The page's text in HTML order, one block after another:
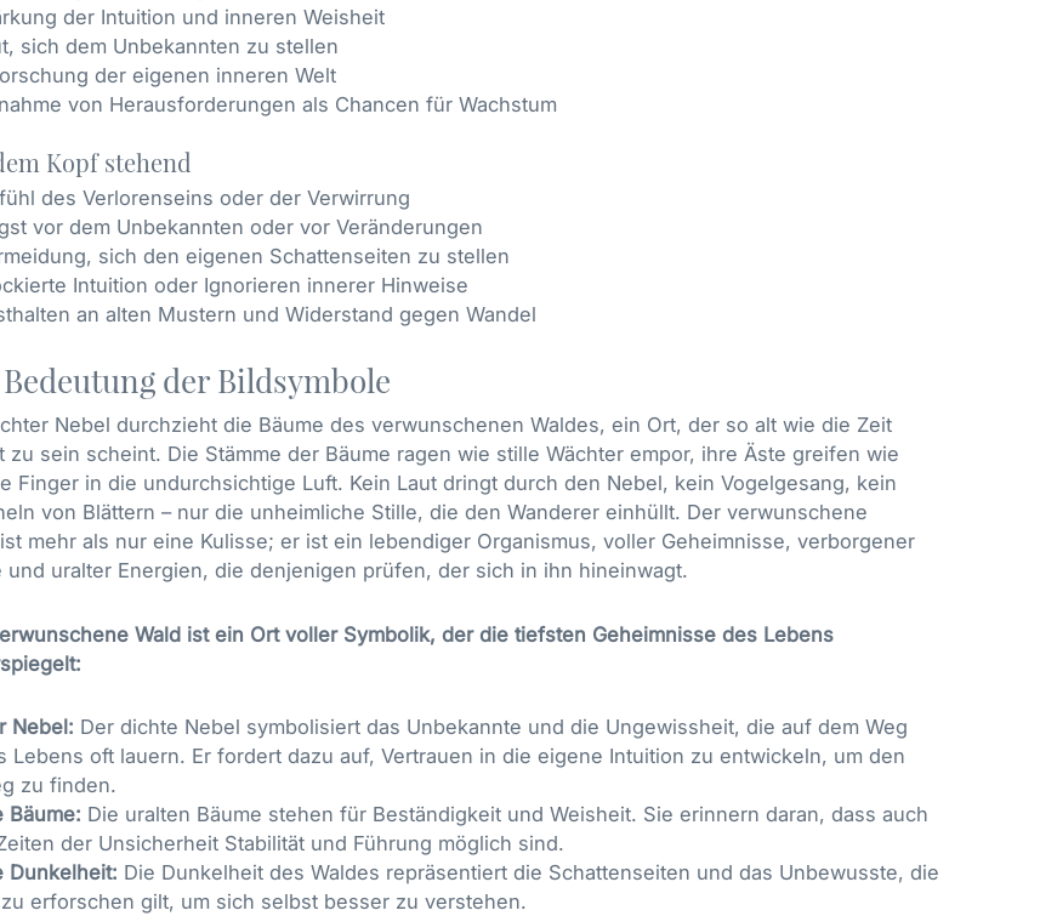
der Intuition und inneren Weisheit
sich dem Unbekannten zu stellen
der eigenen inneren Welt
von Herausforderungen als Chancen für Wachstum
Kopf stehend
des Verlorenseins oder der Verwirrung
vor dem Unbekannten oder vor Veränderungen
sich den eigenen Schattenseiten zu stellen
Intuition oder Ignorieren innerer Hinweise
an alten Mustern und Widerstand gegen Wandel
der Bildsymbole
Nebel durchzieht die Bäume des verwunschenen Waldes, ein Ort, der so alt wie die Zeit
zu sein scheint. Die Stämme der Bäume ragen wie stille Wächter empor, ihre Äste greifen wie
Finger in die undurchsichtige Luft. Kein Laut dringt durch den Nebel, kein Vogelgesang, kein
von Blättern – nur die unheimliche Stille, die den Wanderer einhüllt. Der verwunschene
mehr als nur eine Kulisse; er ist ein lebendiger Organismus, voller Geheimnisse, verborgener
und uralter Energien, die denjenigen prüfen, der sich in ihn hineinwagt.
Wald ist ein Ort voller Symbolik, der die tiefsten Geheimnisse des Lebens
Nebel: Der dichte Nebel symbolisiert das Unbekannte und die Ungewissheit, die auf dem Weg
Lebens oft lauern. Er fordert dazu auf, Vertrauen in die eigene Intuition zu entwickeln, um den
zu finden.
Bäume: Die uralten Bäume stehen für Beständigkeit und Weisheit. Sie erinnern daran, dass auch
der Unsicherheit Stabilität und Führung möglich sind.
Dunkelheit: Die Dunkelheit des Waldes repräsentiert die Schattenseiten und das Unbewusste, die
erforschen gilt, um sich selbst besser zu verstehen.